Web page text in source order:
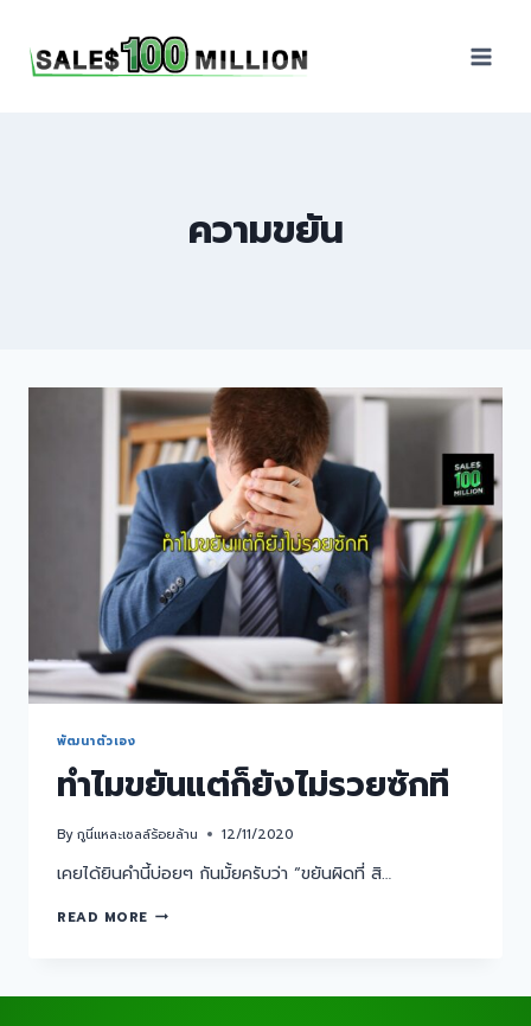
ความขยัน
พัฒนาตัวเอง
ทำไมขยันแต่ก็ยังไม่รวยซักที
Byกูนี่แหละเซลล์ร้อยล้าน 12/11/2020
เคยได้ยินคำนี้บ่อยๆ กันมั้ยครับว่า “ขยันผิดที่ สิ…
READ MORE